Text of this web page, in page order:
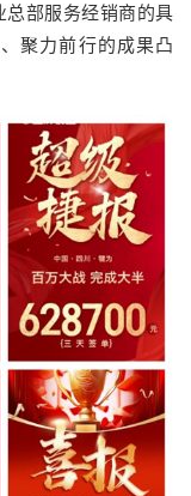
总部服务经销商的具
聚力前行的成果凸